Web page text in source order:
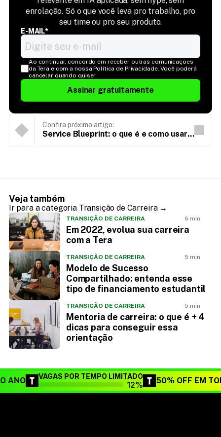
enrolação. Só o que você leva pro trabalho, pro
seu time ou pro seu produto.
E-MAIL*
Ao continuar, concordo em receber outras comunicações
da Tera e com a nossa Política de Privacidade. Você poderá
cancelar quando quiser.
Assinar gratuitamente
Confira próximo artigo:
Service Blueprint: o que é e como usar
Veja também
Ir para a categoria Transição de Carreira →
TRANSIÇÃO DE CARREIRA 6 min
Em 2022, evolua sua carreira
com a Tera
TRANSIÇÃO DE CARREIRA 5 min
Modelo de Sucesso
Compartilhado: entenda esse
tipo de financiamento estudantil
TRANSIÇÃO DE CARREIRA 5 min
Mentoria de carreira: o que é + 4
dicas para conseguir essa
orientação
ANO VAGAS POR TEMPO LIMITADO
12% 50% OFF EM